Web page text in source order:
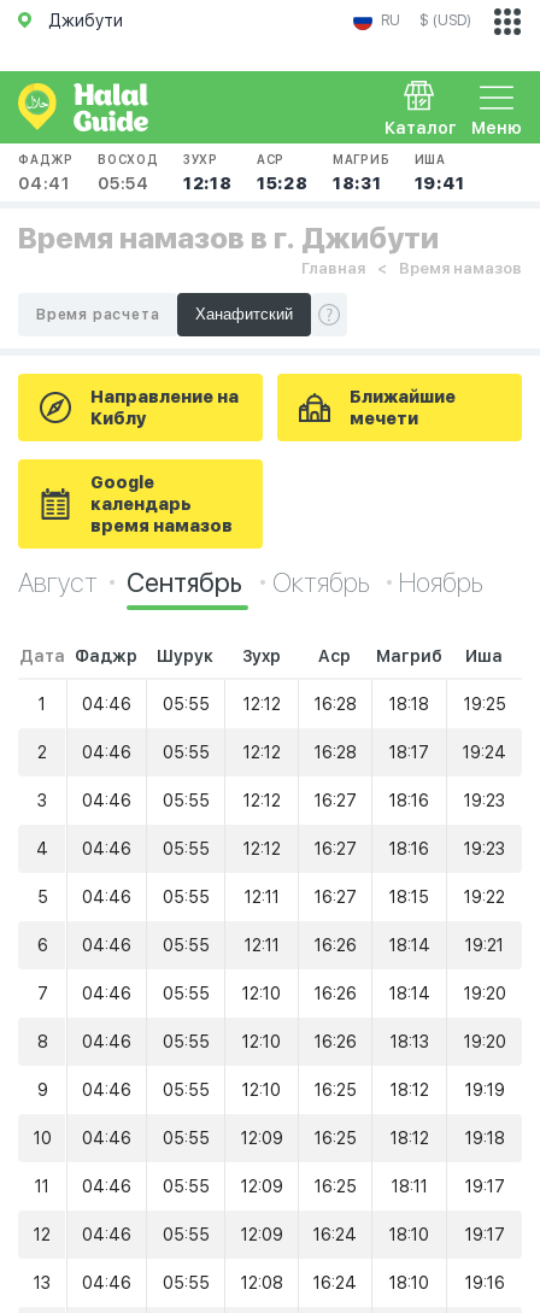
Джибути RU $ (USD)
Меню
Каталог
ФАДЖР
04:41
ВОСХОД
05:54
ЗУХР
12:18
АСР
15:28
МАГРИБ
18:31
ИША
19:41
Время намазов в г. Джибути
Главная Время намазов
Время расчета
Направление на
Киблу
Ближайшие
мечети
Google
календарь
время намазов
Август Сентябрь Октябрь Ноябрь
Дата Фаджр Шурук Зухр Аср Магриб Иша
1 04:46 05:55 12:12 16:28 18:18 19:25
2 04:46 05:55 12:12 16:28 18:17 19:24
3 04:46 05:55 12:12 16:27 18:16 19:23
4 04:46 05:55 12:12 16:27 18:16 19:23
5 04:46 05:55 12:11 16:27 18:15 19:22
6 04:46 05:55 12:11 16:26 18:14 19:21
7 04:46 05:55 12:10 16:26 18:14 19:20
8 04:46 05:55 12:10 16:26 18:13 19:20
9 04:46 05:55 12:10 16:25 18:12 19:19
10 04:46 05:55 12:09 16:25 18:12 19:18
11 04:46 05:55 12:09 16:25 18:11 19:17
12 04:46 05:55 12:09 16:24 18:10 19:17
13 04:46 05:55 12:08 16:24 18:10 19:16